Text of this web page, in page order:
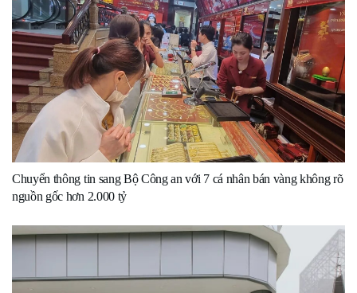
Chuyển thông tin sang Bộ Công an với 7 cá nhân bán vàng không rõ
nguồn gốc hơn 2.000 tỷ